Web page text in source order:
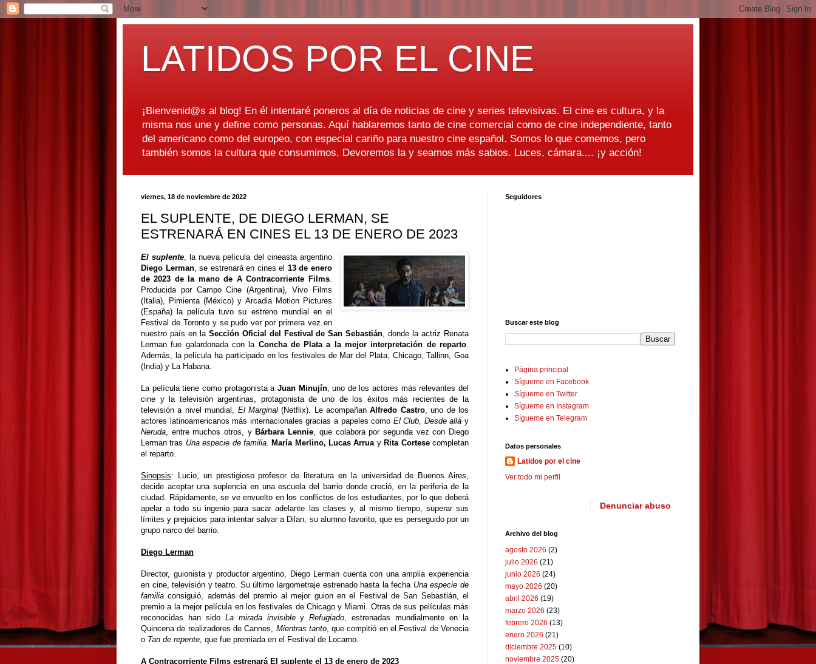
LATIDOS POR EL CINE
¡Bienvenid@s al blog! En él intentaré poneros al día de noticias de cine y series televisivas. El cine es cultura, y la
misma nos une y define como personas. Aquí hablaremos tanto de cine comercial como de cine independiente, tanto
del americano como del europeo, con especial cariño para nuestro cine español. Somos lo que comemos, pero
también somos la cultura que consumimos. Devoremos la y seamos más sabios. Luces, cámara.... ¡y acción!
viernes, 18 de noviembre de 2022
EL SUPLENTE, DE DIEGO LERMAN, SE
ESTRENARÁ EN CINES EL 13 DE ENERO DE 2023
El suplente, la nueva película del cineasta argentino
Diego Lerman, se estrenará en cines el 13 de enero
de 2023 de la mano de A Contracorriente Films.
Producida por Campo Cine (Argentina), Vivo Films
(Italia), Pimienta (México) y Arcadia Motion Pictures
(España) la película tuvo su estreno mundial en el
Festival de Toronto y se pudo ver por primera vez en
nuestro país en la Sección Oficial del Festival de San Sebastián, donde la actriz Renata
Lerman fue galardonada con la Concha de Plata a la mejor interpretación de reparto.
Además, la película ha participado en los festivales de Mar del Plata, Chicago, Tallinn, Goa
(India) y La Habana.
La película tiene como protagonista a Juan Minujín, uno de los actores más relevantes del
cine y la televisión argentinas, protagonista de uno de los éxitos más recientes de la
televisión a nivel mundial, El Marginal(Netflix). Le acompañanAlfredo Castro, uno de los
actores latinoamericanos más internacionales gracias a papeles como El Club, Desde allá y
Neruda, entre muchos otros, y Bárbara Lennie, que colabora por segunda vez con Diego
Lerman tras Una especie de familia. María Merlino, Lucas Arruay Rita Cortesecompletan
el reparto.
Sinopsis:
Lucio, un prestigioso profesor de literatura en la universidad de Buenos Aires,
decide aceptar una suplencia en una escuela del barrio donde creció, en la periferia de la
ciudad. Rápidamente, se ve envuelto en los conflictos de los estudiantes, por lo que deberá
apelar a todo su ingenio para sacar adelante las clases y, al mismo tiempo, superar sus
límites y prejuicios para intentar salvar a Dilan, su alumno favorito, que es perseguido por un
grupo narco del barrio.
Diego Lerman
Director, guionista y productor argentino, Diego Lerman cuenta con una amplia experiencia
en cine, televisión y teatro. Su último largometraje estrenado hasta la fecha Una especie de
familia consiguió, además del premio al mejor guion en el Festival de San Sebastián, el
premio a la mejor película en los festivales de Chicago y Miami. Otras de sus películas más
reconocidas han sido La mirada invisibleyRefugiado, estrenadas mundialmente en la
Quincena de realizadores de Cannes, Mientras tanto, que compitió en el Festival de Venecia
o Tan de repente, que fue premiada en el Festival de Locarno.
A Contracorriente Films estrenará El suplente el 13 de enero de 2023
Seguidores
Buscar este blog
Página principal
Sígueme en Facebook
Sígueme en Twitter
Sígueme en Instagram
Sígueme en Telegram
Datos personales
Latidos por el cine
Ver todo mi perfil
Denunciar abuso
Archivo del blog
agosto 2026 (2)
julio 2026 (21)
junio 2026 (24)
mayo 2026 (20)
abril 2026 (19)
marzo 2026 (23)
febrero 2026 (13)
enero 2026 (21)
diciembre 2025 (10)
noviembre 2025 (20)